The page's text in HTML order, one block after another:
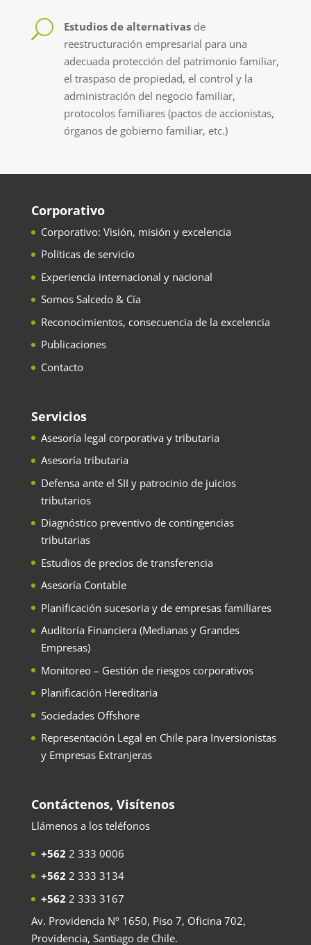
U Estudios de alternativasde
reestructuración empresarial para una
adecuada protección del patrimonio familiar,
el traspaso de propiedad, el control y la
administración del negocio familiar,
protocolos familiares (pactos de accionistas,
órganos de gobierno familiar, etc.)
Corporativo
Corporativo: Visión, misión y excelencia
Políticas de servicio
Experiencia internacional y nacional
Somos Salcedo & Cía
Reconocimientos, consecuencia de la excelencia
Publicaciones
Contacto
Servicios
Asesoría legal corporativa y tributaria
Asesoría tributaria
Defensa ante el SII y patrocinio de juicios
tributarios
Diagnóstico preventivo de contingencias
tributarias
Estudios de precios de transferencia
Asesoría Contable
Planificación sucesoria y de empresas familiares
Auditoría Financiera (Medianas y Grandes
Empresas)
Monitoreo – Gestión de riesgos corporativos
Planificación Hereditaria
Sociedades Offshore
Representación Legal en Chile para Inversionistas
y Empresas Extranjeras
Contáctenos, Visítenos
Llámenos a los teléfonos
+562 2 333 0006
+562 2 333 3134
+562 2 333 3167
Av. Providencia Nº 1650, Piso 7, Oficina 702,
Providencia, Santiago de Chile.